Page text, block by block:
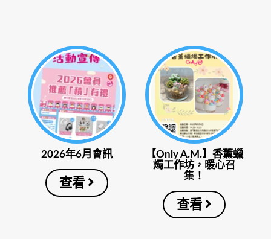
2026年6月會訊
查看
【Only A.M.】香薰蠟
燭工作坊，暖心召
集！
查看